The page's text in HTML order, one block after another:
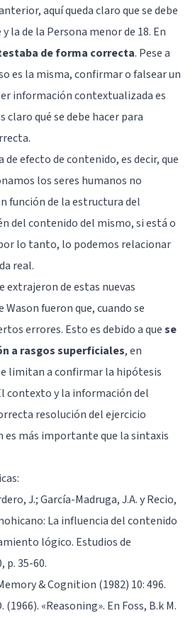
aquí queda claro que se debe
la de la Persona menor de 18. En
de forma correcta. Pese a
es la misma, confirmar o falsear un
información contextualizada es
claro qué se debe hacer para
de efecto de contenido, es decir, que
los seres humanos no
función de la estructura del
del contenido del mismo, si está o
lo tanto, lo podemos relacionar
real.
extrajeron de estas nuevas
Wason fueron que, cuando se
errores. Esto es debido a quese
a rasgos superficiales, en
limitan a confirmar la hipótesis
contexto y la información del
resolución del ejercicio
es más importante que la sintaxis
J.; García-Madruga, J.A. y Recio,
La influencia del contenido
lógico. Estudios de
p. 35-60.
& Cognition (1982) 10: 496.
(1966). «Reasoning». En Foss, B.k M.